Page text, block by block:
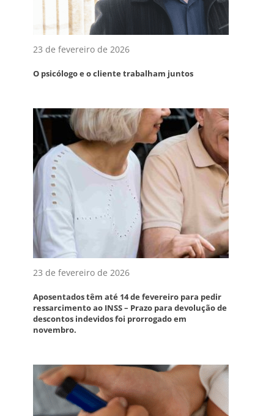
23 de fevereiro de 2026
O psicólogo e o cliente trabalham juntos
23 de fevereiro de 2026
Aposentados têm até 14 de fevereiro para pedir
ressarcimento ao INSS – Prazo para devolução de
descontos indevidos foi prorrogado em
novembro.